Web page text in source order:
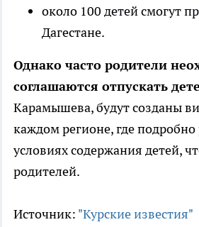
около 100 детей смогут
Дагестане.
Однако часто родители
соглашаются отпускать
Карамышева, будут созданы
каждом регионе, где подробно
условиях содержания детей,
родителей.
Источник: "Курские известия"